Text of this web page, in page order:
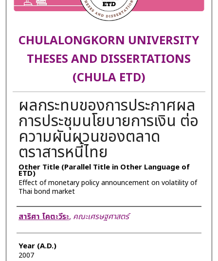
CHULALONGKORN UNIVERSITY
THESES AND DISSERTATIONS
(CHULA ETD)
ผลกระทบของการประกาศผล
การประชุมนโยบายการเงิน ต่อ
ความผันผวนของตลาด
ตราสารหนี้ไทย
Other Title (Parallel Title in Other Language of
ETD)
Effect of monetary policy announcement on volatility of
Thai bond market
Author
สาริศา โคตะวีระ, คณะเศรษฐศาสตร์
Year (A.D.)
2007